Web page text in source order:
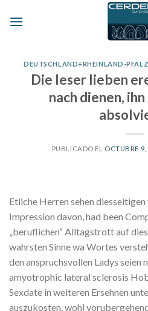
DEUTSCHLAND+RHEINLAND-
Die leser lieben
nach dienen,
PUBLICADO EL OCTUBRE 9,
Etliche Herren sehen
Impression davon, had been
„beruflichen“ Alltagstrott auf
wahrsten Sinne wa Wortes
den anspruchsvollen Ladys seien
amyotrophic lateral sclerosis
Sexdate in weiteren Ersehnen
auszukosten, wohl